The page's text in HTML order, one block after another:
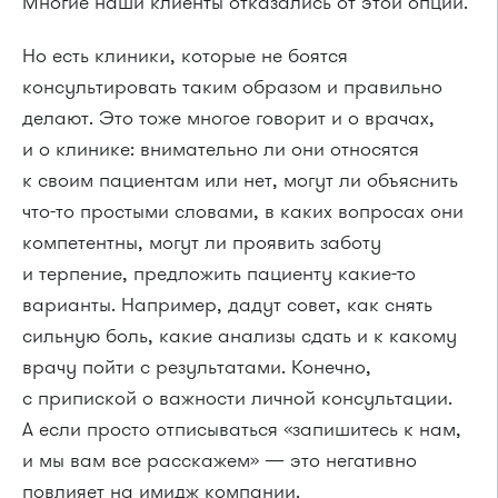
Но есть клиники, которые не боятся
консультировать таким образом и правильно
делают. Это тоже многое говорит и о врачах,
и о клинике: внимательно ли они относятся
к своим пациентам или нет, могут ли объяснить
что-то простыми словами, в каких вопросах они
компетентны, могут ли проявить заботу
и терпение, предложить пациенту какие-то
варианты. Например, дадут совет, как снять
сильную боль, какие анализы сдать и к какому
врачу пойти с результатами. Конечно,
с припиской о важности личной консультации.
А если просто отписываться «запишитесь к нам,
и мы вам все расскажем» — это негативно
повлияет на имидж компании.